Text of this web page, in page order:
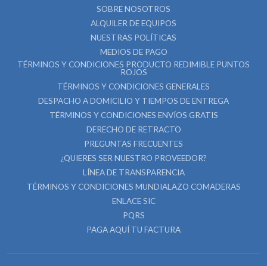
SOBRE NOSOTROS
ALQUILER DE EQUIPOS
NUESTRAS POLÍTICAS
MEDIOS DE PAGO
TÉRMINOS Y CONDICIONES PRODUCTO REDIMIBLE PUNTOS
ROJOS
TÉRMINOS Y CONDICIONES GENERALES
DESPACHO A DOMICILIO Y TIEMPOS DE ENTREGA
TÉRMINOS Y CONDICIONES ENVÍOS GRATIS
DERECHO DE RETRACTO
PREGUNTAS FRECUENTES
¿QUIERES SER NUESTRO PROVEEDOR?
LÍNEA DE TRANSPARENCIA
TÉRMINOS Y CONDICIONES MUNDIALAZO COMADERAS
ENLACE SIC
PQRS
PAGA AQUÍ TU FACTURA